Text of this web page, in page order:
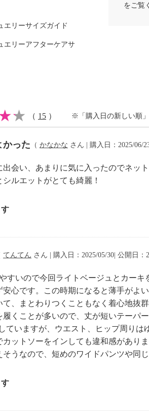
リーニング可
エリーサイズガイド
エリーアフターケアサ
をご覧
（ 15 ） ※「購入日の新しい順
かった （ かなかな さん | 購入日：2025/06/
会い、あまりに気に入ったのでネッ
ルエットがとても綺麗！
てんてん さん | 購入日：2025/05/30| 公開日：
すいので今回ライトベージュとカー
心です。この時期になると薄手がよ
、まとわりつくこともなく着心地抜
くことが多いので、丈が短いテーパー
ていますが、ウエスト、ヒップ周り
ットソーをインしても違和感があり
うなので、短めのワイドパンツや同